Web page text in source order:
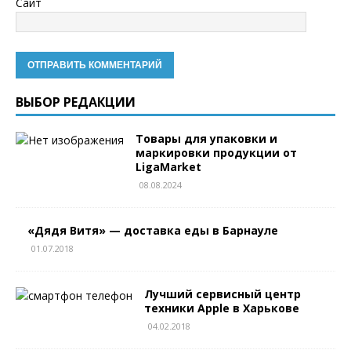
ВЫБОР РЕДАКЦИИ
Товары для упаковки и
маркировки продукции от
LigaMarket
08.08.2024
«Дядя Витя» — доставка еды в Барнауле
01.07.2018
Лучший сервисный центр
техники Apple в Харькове
04.02.2018